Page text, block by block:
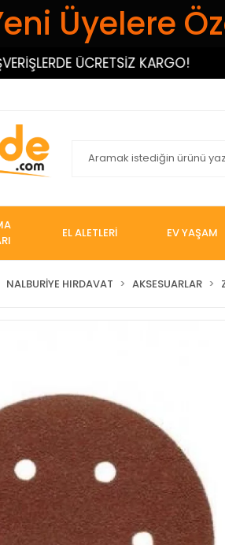
Üyelere
ÜCRETSİZ KARGO! 3000
EL ALETLERİ EV YAŞAM
NALBURİYE HIRDAVAT AKSESUARLAR